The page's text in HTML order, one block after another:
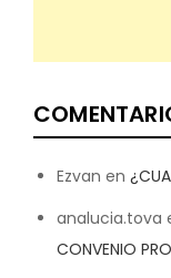
Ezvan en
analucia.tova
CONVENIO